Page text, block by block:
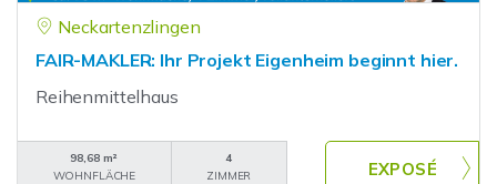
Neckartenzlingen
FAIR-MAKLER: Ihr Projekt Eigenheim beginnt hier.
Reihenmittelhaus
98,68 m²
WOHNFLÄCHE
4
ZIMMER